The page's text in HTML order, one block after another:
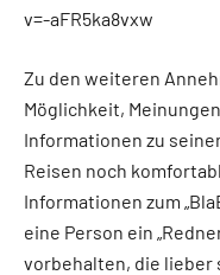
v=-aFR5ka8vxw
Zu den weiteren
Möglichkeit,
Informationen zu
Reisen noch
Informationen zum
eine Person ein
vorbehalten, die lieber